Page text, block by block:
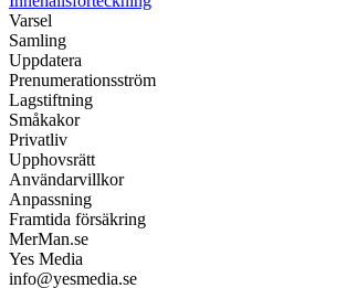
Varsel
Samling
Uppdatera
Prenumerationsström
Lagstiftning
Småkakor
Privatliv
Upphovsrätt
Användarvillkor
Anpassning
Framtida försäkring
MerMan.se
Yes Media
info@yesmedia.se